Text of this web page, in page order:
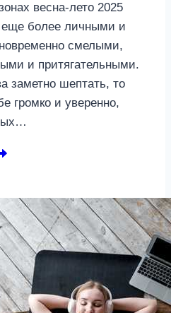
весна-лето 2025
еще более личными и
смелыми,
и притягательными.
заметно шептать, то
громко и уверенно,